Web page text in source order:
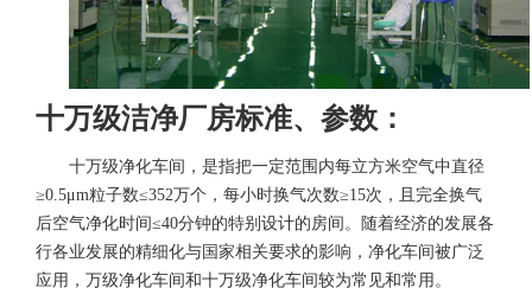
十万级洁净厂房标准、参数：
十万级净化车间，是指把一定范围内每立方米空气中直径
≥0.5μm粒子数≤352万个，每小时换气次数≥15次，且完全换气
后空气净化时间≤40分钟的特别设计的房间。随着经济的发展各
行各业发展的精细化与国家相关要求的影响，净化车间被广泛
应用，万级净化车间和十万级净化车间较为常见和常用。